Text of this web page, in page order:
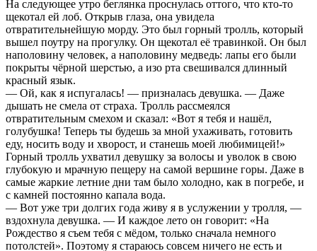
На следующее утро беглянка проснулась оттого, что кто-то
щекотал ей лоб. Открыв глаза, она увидела
отвратительнейшую морду. Это был горный тролль, который
вышел поутру на прогулку. Он щекотал её травинкой. Он был
наполовину человек, а наполовину медведь: лапы его были
покрыты чёрной шерстью, а изо рта свешивался длинный
красный язык.
— Ой, как я испугалась! — призналась девушка. — Даже
дышать не смела от страха. Тролль рассмеялся
отвратительным смехом и сказал: «Вот я тебя и нашёл,
голубушка! Теперь ты будешь за мной ухаживать, готовить
еду, носить воду и хворост, и станешь моей любимицей!»
Горный тролль ухватил девушку за волосы и уволок в свою
глубокую и мрачную пещеру на самой вершине горы. Даже в
самые жаркие летние дни там было холодно, как в погребе, и
с камней постоянно капала вода.
— Вот уже три долгих года живу я в услужении у тролля, —
вздохнула девушка. — И каждое лето он говорит: «На
Рождество я съем тебя с мёдом, только сначала немного
потолстей». Поэтому я стараюсь совсем ничего не есть и